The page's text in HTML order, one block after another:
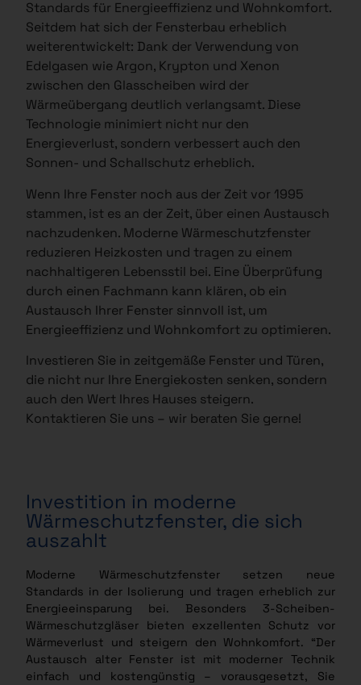
Standards für Energieeffizienz und Wohnkomfort.
Seitdem hat sich der Fensterbau erheblich
weiterentwickelt: Dank der Verwendung von
Edelgasen wie Argon, Krypton und Xenon
zwischen den Glasscheiben wird der
Wärmeübergang deutlich verlangsamt. Diese
Technologie minimiert nicht nur den
Energieverlust, sondern verbessert auch den
Sonnen- und Schallschutz erheblich.
Wenn Ihre Fenster noch aus der Zeit vor 1995
stammen, ist es an der Zeit, über einen Austausch
nachzudenken. Moderne Wärmeschutzfenster
reduzieren Heizkosten und tragen zu einem
nachhaltigeren Lebensstil bei. Eine Überprüfung
durch einen Fachmann kann klären, ob ein
Austausch Ihrer Fenster sinnvoll ist, um
Energieeffizienz und Wohnkomfort zu optimieren.
Investieren Sie in zeitgemäße Fenster und Türen,
die nicht nur Ihre Energiekosten senken, sondern
auch den Wert Ihres Hauses steigern.
Kontaktieren Sie uns – wir beraten Sie gerne!
Investition in moderne
Wärmeschutzfenster, die sich
auszahlt
Moderne Wärmeschutzfenster setzen neue
Standards in der Isolierung und tragen erheblich zur
Energieeinsparung bei. Besonders 3-Scheiben-
Wärmeschutzgläser bieten exzellenten Schutz vor
Wärmeverlust und steigern den Wohnkomfort. “Der
Austausch alter Fenster ist mit moderner Technik
einfach und kostengünstig – vorausgesetzt, Sie